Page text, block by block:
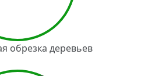
обрезка деревьев